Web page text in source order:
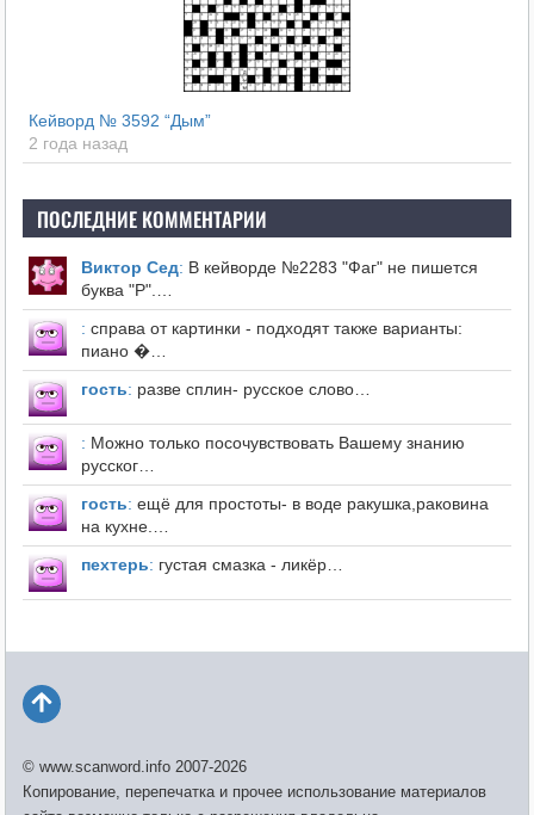
Кейворд № 3592 “Дым”
2 года назад
ПОСЛЕДНИЕ КОММЕНТАРИИ
Виктор Сед: В кейворде №2283 "Фаг" не пишется
буква "Р".…
: справа от картинки - подходят также варианты:
пиано �…
гость: разве сплин- русское слово…
: Можно только посочувствовать Вашему знанию
русског…
гость: ещё для простоты- в воде ракушка,раковина
на кухне.…
пехтерь: густая смазка - ликёр…
© www.scanword.info 2007-2026
Копирование, перепечатка и прочее использование материалов